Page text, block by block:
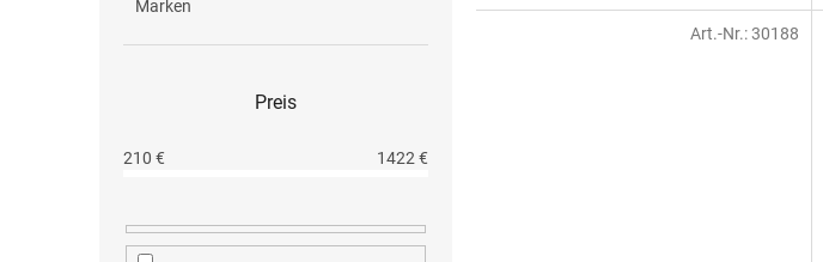
Marken
Preis
210 € 1422 €
Art.-Nr.:30188